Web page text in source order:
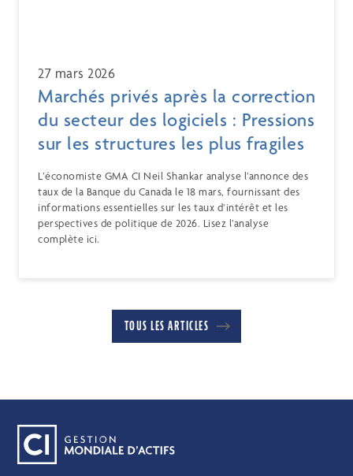
27 mars 2026
Marchés privés après la correction
du secteur des logiciels : Pressions
sur les structures les plus fragiles
L’économiste GMA CI Neil Shankar analyse l’annonce des
taux de la Banque du Canada le 18 mars, fournissant des
informations essentielles sur les taux d’intérêt et les
perspectives de politique de 2026. Lisez l’analyse
complète ici.
TOUS LES ARTICLES